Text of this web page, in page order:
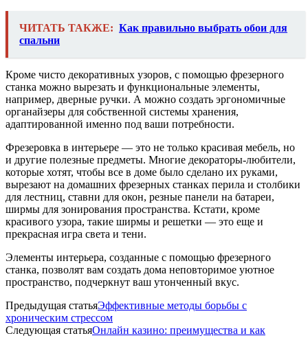
ЧИТАТЬ ТАКЖЕ: Как правильно выбрать обои для
спальни
Кроме чисто декоративных узоров, с помощью фрезерного
станка можно вырезать и функциональные элементы,
например, дверные ручки. А можно создать эргономичные
органайзеры для собственной системы хранения,
адаптированной именно под ваши потребности.
Фрезеровка в интерьере — это не только красивая мебель, но
и другие полезные предметы. Многие декораторы-любители,
которые хотят, чтобы все в доме было сделано их руками,
вырезают на домашних фрезерных станках перила и столбики
для лестниц, ставни для окон, резные панели на батареи,
ширмы для зонирования пространства. Кстати, кроме
красивого узора, такие ширмы и решетки — это еще и
прекрасная игра света и тени.
Элементы интерьера, созданные с помощью фрезерного
станка, позволят вам создать дома неповторимое уютное
пространство, подчеркнут ваш утонченный вкус.
Предыдущая статьяЭффективные методы борьбы с
хроническим стрессом
Следующая статьяОнлайн казино: преимущества и как